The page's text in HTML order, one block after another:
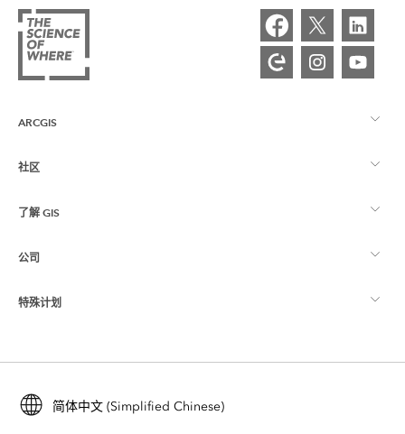
ARCGIS
ArcGIS 概览
制图
社区
Esri 社区
ArcGIS 博客
Esri 年轻专家关系网
了解 GIS
什么是 GIS？
位置智能
培训
ArcUser
公司
关于 Esri
招贤纳士
特殊计划
ArcGIS for Student Use
简体中文 (Simplified Chinese)